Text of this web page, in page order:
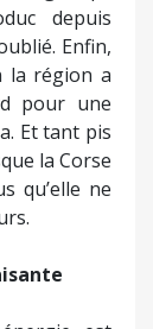
depuis
Enfin,
la région a
pour une
Et tant pis
la Corse
qu’elle ne